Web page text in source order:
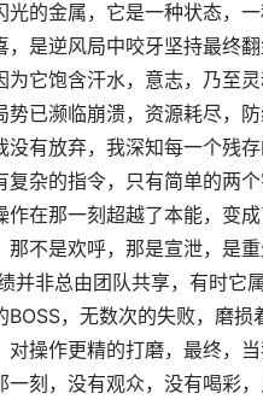
光的金属，它是一种状态，
，是逆风局中咬牙坚持最终
为它饱含汗水，意志，乃至
势已濒临崩溃，资源耗尽，
没有放弃，我深知每一个残
复杂的指令，只有简单的两
作在那一刻超越了本能，变
那不是欢呼，那是宣泄，是
并非总由团队共享，有时它
，无数次的失败，磨
对操作更精的打磨，最终，
一刻，没有观众，没有喝彩